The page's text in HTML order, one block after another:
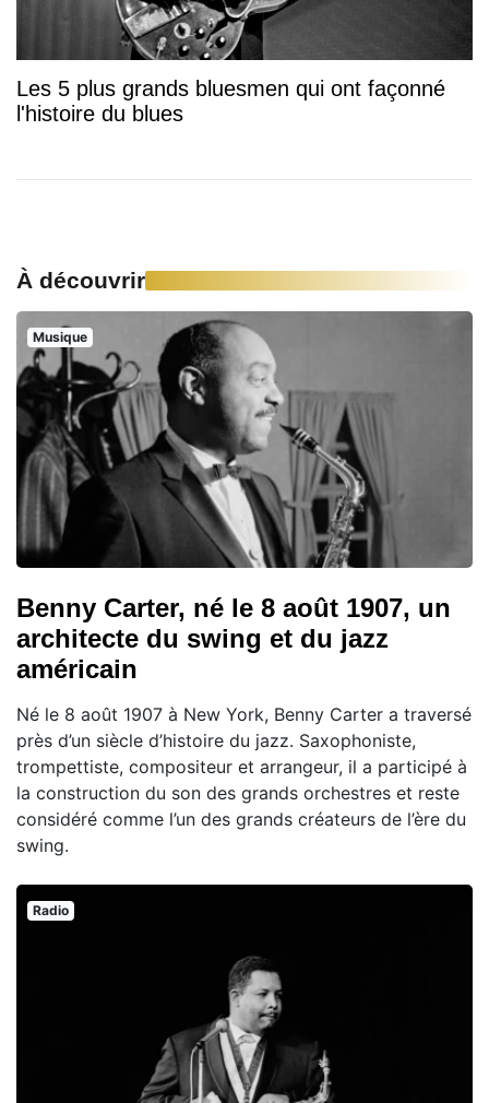
Les 5 plus grands bluesmen qui ont façonné
l'histoire du blues
À découvrir
Musique
Benny Carter, né le 8 août 1907, un
architecte du swing et du jazz
américain
Né le 8 août 1907 à New York, Benny Carter a traversé
près d’un siècle d’histoire du jazz. Saxophoniste,
trompettiste, compositeur et arrangeur, il a participé à
la construction du son des grands orchestres et reste
considéré comme l’un des grands créateurs de l’ère du
swing.
Radio